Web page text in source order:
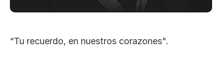
“Tu recuerdo, en nuestros corazones".